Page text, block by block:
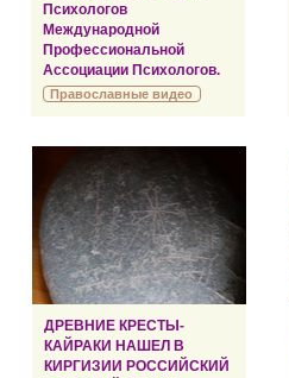
Психологов
Международной
Профессиональной
Ассоциации Психологов.
Православные видео
ДРЕВНИЕ КРЕСТЫ-
КАЙРАКИ НАШЕЛ В
КИРГИЗИИ РОССИЙСКИЙ